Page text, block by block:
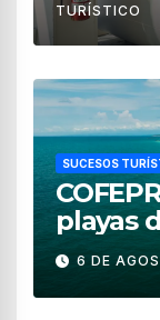
TURÍSTICO
SUCESOS
playas
para
6 DE